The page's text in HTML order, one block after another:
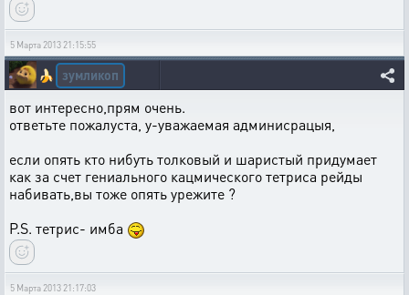
5 Марта 2013 21:15:55
🍌 зумликоп
вот интересно,прям очень.
ответьте пожалуста, у-уважаемая админисрацыя,
если опять кто нибуть толковый и шаристый придумает
как за счет гениального кацмического тетриса рейды
набивать,вы тоже опять урежите ?
P.S. тетрис- имба
5 Марта 2013 21:17:03